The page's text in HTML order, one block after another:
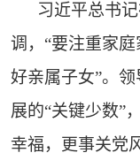
习近平总书
调，“要注重家
好亲属子女”。
展的“关键少数”
幸福，更事关党